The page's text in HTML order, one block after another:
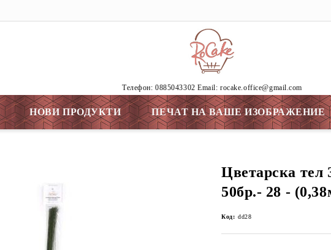
Tелефон: 0885043302 Email: rocake.office@gmail.com
НОВИ ПРОДУКТИ ПЕЧАТ НА ВАШЕ ИЗОБРАЖЕНИЕ
Цветарска
50бр.- 28 -
Код: dd28